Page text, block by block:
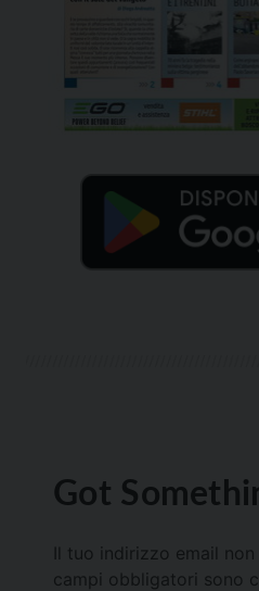
Got
Il tuo indirizzo email
campi obbligatori sono